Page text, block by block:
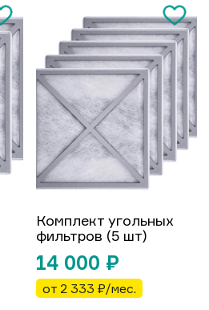
Комплект угольных
фильтров (5 шт)
14 000 ₽
от 2 333 ₽/мес.